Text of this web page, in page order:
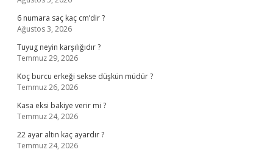
6 numara saç kaç cm’dir ?
Ağustos 3, 2026
Tuyug neyin karşılığıdır ?
Temmuz 29, 2026
Koç burcu erkeği sekse düşkün müdür ?
Temmuz 26, 2026
Kasa eksi bakiye verir mi ?
Temmuz 24, 2026
22 ayar altın kaç ayardır ?
Temmuz 24, 2026